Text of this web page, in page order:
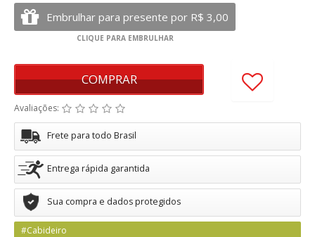
COMPRAR
Avaliações:
Frete para todo Brasil
Entrega rápida garantida
Sua compra e dados protegidos
#Cabideiro